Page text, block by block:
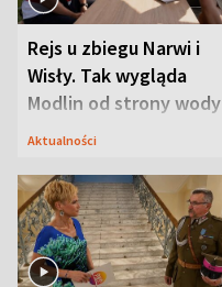
Rejs u zbiegu Narwi i
Wisły. Tak wygląda
Modlin od strony wody
Aktualności